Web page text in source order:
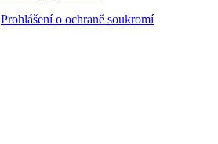
Prohlášení o ochraně soukromí